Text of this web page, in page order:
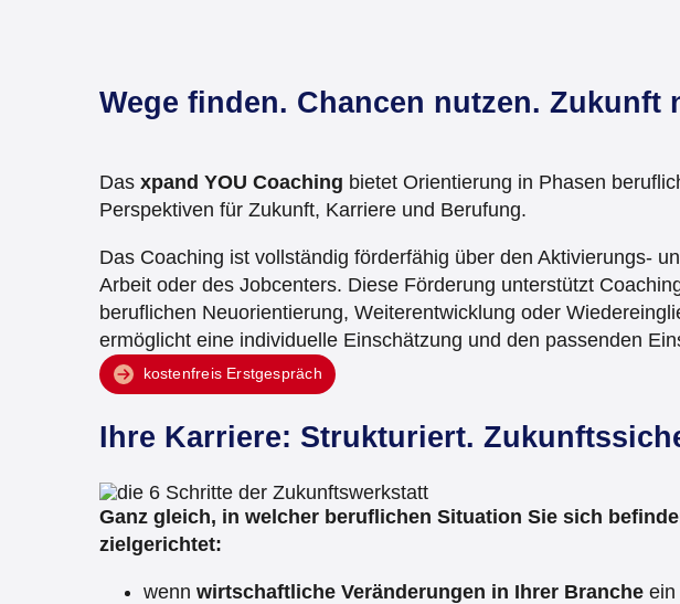
Wege finden. Chancen nutzen. Zukunft
Das xpand YOU Coaching bietet Orientierung in Phasen
Perspektiven für Zukunft, Karriere und Berufung.
Das Coaching ist vollständig förderfähig über den Aktivierungs-
Arbeit oder des Jobcenters. Diese Förderung unterstützt
beruflichen Neuorientierung, Weiterentwicklung oder
ermöglicht eine individuelle Einschätzung und den passenden
kostenfreis Erstgespräch
Ihre Karriere: Strukturiert.
Ganz gleich, in welcher beruflichen Situation Sie sich
zielgerichtet:
wenn wirtschaftliche Veränderungen in Ihrer Branche ein